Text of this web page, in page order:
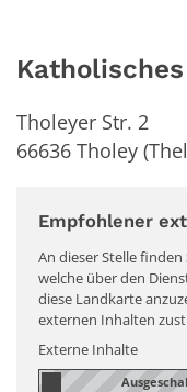
Tholeyer Str. 2
66636 Tholey
Empfohlener
An dieser Stelle
welche über den
diese Landkarte
externen Inhalten
Externe Inhalte